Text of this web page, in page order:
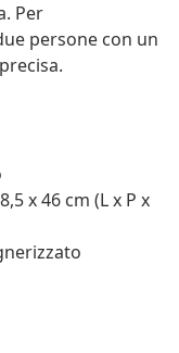
Per
persone con un
x 46 cm (L x P x